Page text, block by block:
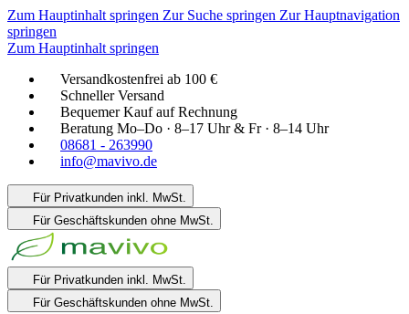
Zum Hauptinhalt springen Zur Suche springen Zur Hauptnavigation
springen
Zum Hauptinhalt springen
Versandkostenfrei ab 100 €
Schneller Versand
Bequemer Kauf auf Rechnung
Beratung Mo–Do · 8–17 Uhr & Fr · 8–14 Uhr
08681 - 263990
info@mavivo.de
Für Privatkunden inkl. MwSt.
Für Geschäftskunden ohne MwSt.
Für Privatkunden inkl. MwSt.
Für Geschäftskunden ohne MwSt.